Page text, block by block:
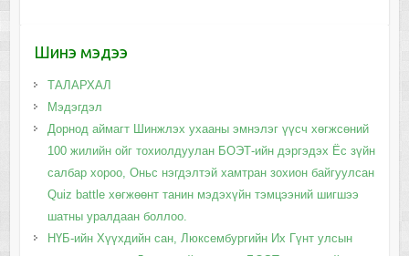
Шинэ мэдээ
ТАЛАРХАЛ
Мэдэгдэл
Дорнод аймагт Шинжлэх ухааны эмнэлэг үүсч хөгжсөний
100 жилийн ойг тохиолдуулан БОЭТ-ийн дэргэдэх Ёс зүйн
салбар хороо, Оньс нэгдэлтэй хамтран зохион байгуулсан
Quiz battle хөгжөөнт танин мэдэхүйн тэмцээний шигшээ
шатны уралдаан боллоо.
НҮБ-ийн Хүүхдийн сан, Люксембургийн Их Гүнт улсын